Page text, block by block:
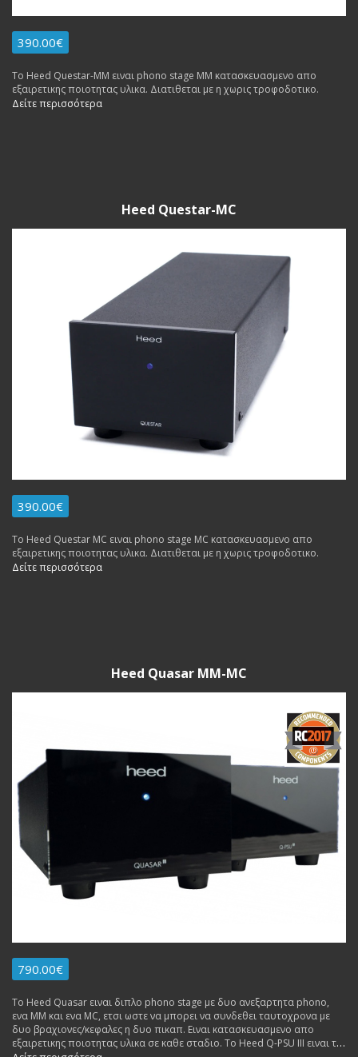
390.00€
Το Heed Questar-MM ειναι phono stage MM κατασκευασμενο απο
εξαιρετικης ποιοτητας υλικα. Διατιθεται με η χωρις τροφοδοτικο.
Δείτε περισσότερα
Heed Questar-MC
390.00€
Το Heed Questar MC ειναι phono stage MC κατασκευασμενο απο
εξαιρετικης ποιοτητας υλικα. Διατιθεται με η χωρις τροφοδοτικο.
Δείτε περισσότερα
Heed Quasar MM-MC
790.00€
Το Heed Quasar ειναι διπλο phono stage με δυο ανεξαρτητα phono,
ενα MM και ενα MC, ετσι ωστε να μπορει να συνδεθει ταυτοχρονα με
δυο βραχιονες/κεφαλες η δυο πικαπ. Ειναι κατασκευασμενο απο
εξαιρετικης ποιοτητας υλικα σε καθε σταδιο. To Heed Q-PSU III ειναι το